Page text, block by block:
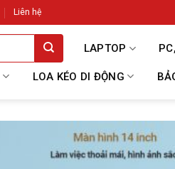
Liên hệ
LAPTOP
LOA KÉO DI ĐỘNG